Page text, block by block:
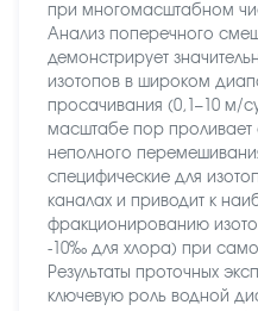
при многомасштабном
Анализ поперечного
демонстрирует
изотопов в широком
просачивания (0,1–10 м/
масштабе пор проливает
неполного
специфические для
каналах и приводит к
фракционированию
-10‰ для хлора) при
Результаты проточных
ключевую роль водной